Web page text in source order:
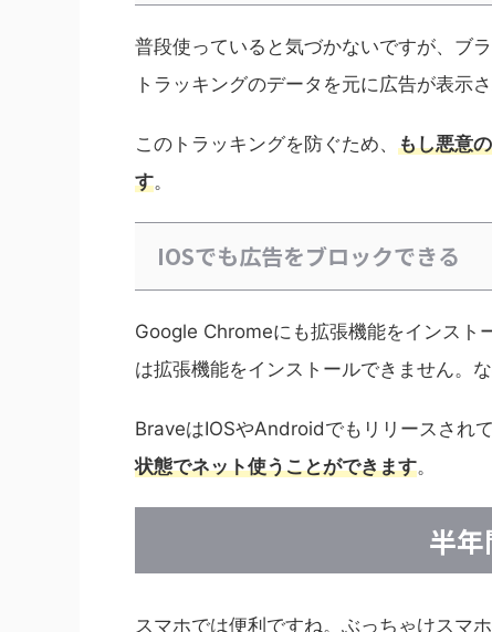
普段使っていると気づかないですが、ブ
トラッキングのデータを元に広告が表示
このトラッキングを防ぐため、 もし悪意
す。
IOSでも広告をブロックできる
Google Chromeにも拡張機能をインスト
は拡張機能をインストールできません。
BraveはIOSやAndroidでもリリースされ
状態でネット使うことができます。
半
スマホでは便利ですね。ぶっちゃけスマ